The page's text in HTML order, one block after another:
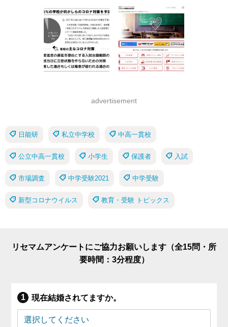
advertisement
日能研 私立中学校 中高一貫校
公立中高一貫校 小学生 保護者 入試
市場調査 中学受験2021 中学受験
新型コロナウイルス 教育・受験 トピックス
リセマムアンケートにご協力お願いします（全15問・所
要時間：3分程度）
現在結婚されてますか。